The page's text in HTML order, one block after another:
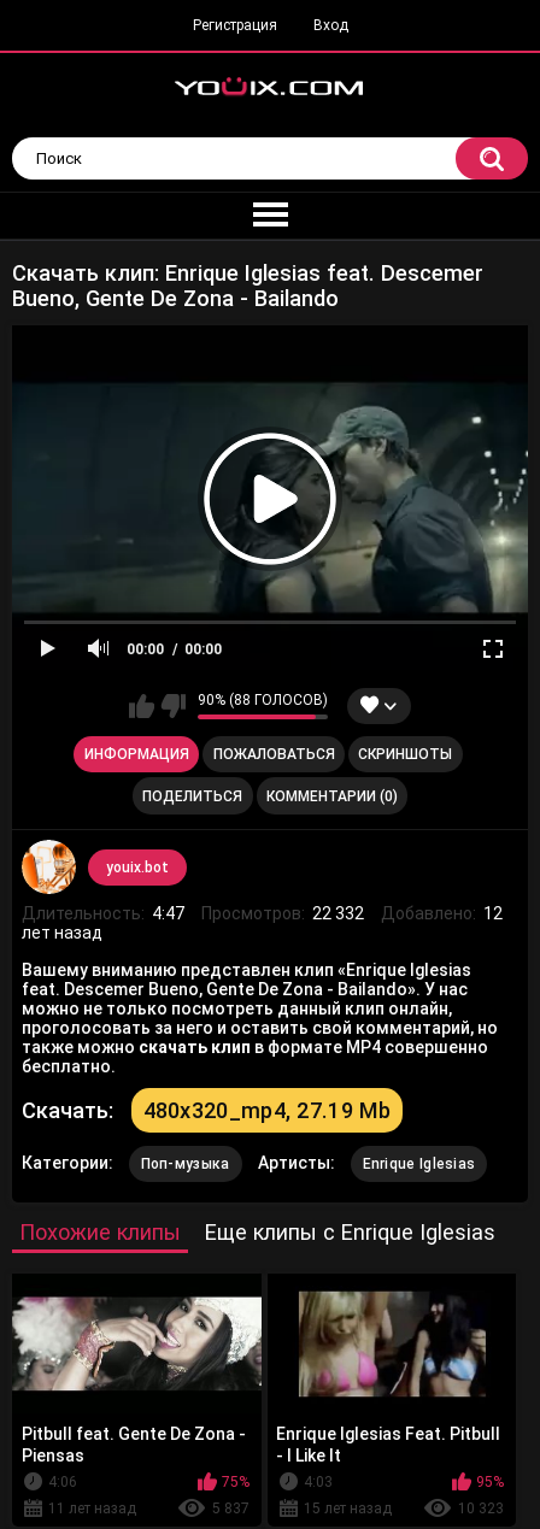
Регистрация Вход
Скачать клип: Enrique Iglesias feat. Descemer
Bueno, Gente De Zona - Bailando
00:00 00:00
90% (88 ГОЛОСОВ)
ИНФОРМАЦИЯ ПОЖАЛОВАТЬСЯ СКРИНШОТЫ
ПОДЕЛИТЬСЯ КОММЕНТАРИИ (0)
youix.bot
Длительность: 4:47 Просмотров: 22 332 Добавлено: 12
лет назад
Вашему вниманию представлен клип «Enrique Iglesias
feat. Descemer Bueno, Gente De Zona - Bailando». У нас
можно не только посмотреть данный клип онлайн,
проголосовать за него и оставить свой комментарий, но
также можно скачать клип в формате MP4 совершенно
бесплатно.
Скачать: 480x320_mp4, 27.19 Mb
Категории: Поп-музыка Артисты: Enrique Iglesias
Похожие клипы Еще клипы с Enrique Iglesias
Pitbull feat. Gente De Zona -
Piensas
4:06
75%
11 лет назад
5 837
Enrique Iglesias Feat. Pitbull
- I Like It
4:03
95%
15 лет назад
10 323